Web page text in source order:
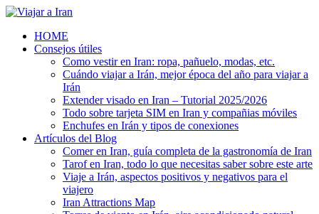
Saltar
contenidoHOME
Consejos útiles
Como vestir en Iran: ropa, pañuelo, modas, etc.
Cuándo viajar a Irán, mejor época del año para viajar a
Irán
Extender visado en Iran – Tutorial 2025/2026
Todo sobre tarjeta SIM en Iran y compañias móviles
Enchufes en Irán y tipos de conexiones
Artículos del Blog
Comer en Iran, guía completa de la gastronomía de Iran
Tarof en Iran, todo lo que necesitas saber sobre este arte
Viaje a Irán, aspectos positivos y negativos para el
viajero
Iran Attractions Map